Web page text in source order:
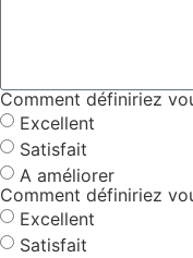
Comment définiriez
Excellent
Satisfait
A améliorer
Comment définiriez
Excellent
Satisfait